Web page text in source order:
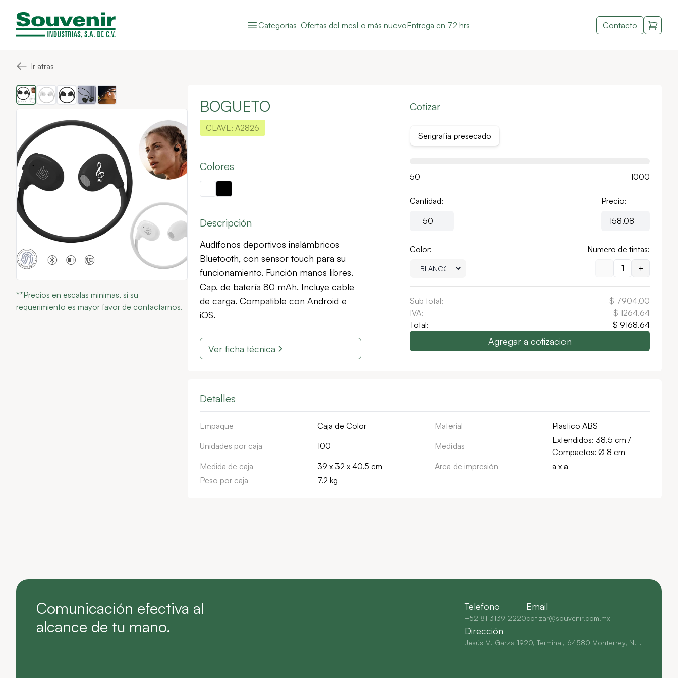
Categorías Ofertas del mesLo más nuevoEntrega en 72 hrs Contacto
← Ir atras
**Precios en escalas minimas, si su
requerimiento es mayor favor de contactarnos.
BOGUETO
CLAVE: A2826
Colores
Descripción
Audífonos deportivos inalámbricos
Bluetooth, con sensor touch para su
funcionamiento. Función manos libres.
Cap. de batería 80 mAh. Incluye cable
de carga. Compatible con Android e
iOS.
Ver ficha técnica
Cotizar
Serigrafia presecado
50 1000
Cantidad: Precio:
Color:
Numero de tintas:
-
1 +
Sub total: $ 7904.00
IVA:
$ 1264.64
Total:
$ 9168.64
Agregar a cotizacion
Detalles
Empaque Caja de Color Material
Plastico ABS
Unidades por caja
100 Medidas
Extendidos: 38.5 cm /
Compactos: Ø 8 cm
Medida de caja
39 x 32 x 40.5 cm Area de impresión
a x a
Peso por caja
7.2 kg
Comunicación efectiva al
alcance de tu mano.
Telefono
+52 81 3139 2220
Email
cotizar@souvenir.com.mx
Dirección
Jesús M. Garza 1920, Terminal, 64580 Monterrey, N.L.